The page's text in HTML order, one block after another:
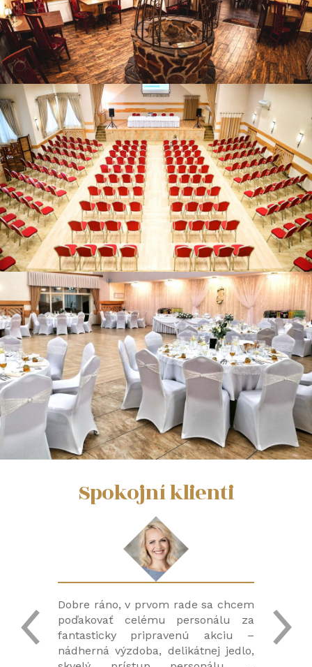
Spokojní klienti
Dobre ráno, v prvom rade sa chcem
poďakovať celému personálu za
fantasticky pripravenú akciu –
nádherná výzdoba, delikátnej jedlo,